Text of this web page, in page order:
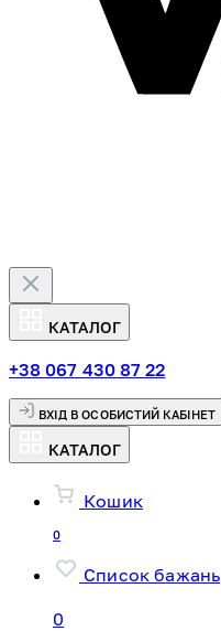
КАТАЛОГ
+38 067 430 87 22
ВХІД В ОСОБИСТИЙ КАБІНЕТ
КАТАЛОГ
Кошик
0
Список бажань
0